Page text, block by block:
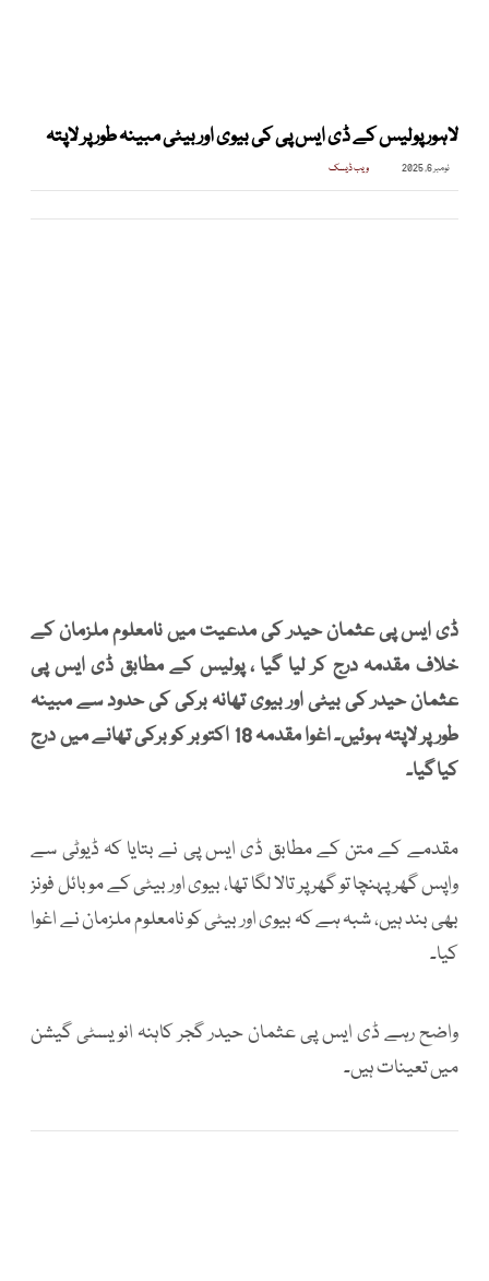
لاہور پولیس کے ڈی ایس پی کی بیوی اور بیٹی مبینہ طور پر لاپتہ
نومبر 6, 2025 ویب ڈیسک
ڈی ایس پی عثمان حیدر کی مدعیت میں نامعلوم ملزمان کے
خلاف مقدمہ درج کر لیا گیا ، پولیس کے مطابق ڈی ایس پی
عثمان حیدر کی بیٹی اور بیوی تھانہ برکی کی حدود سے مبینہ
طور پر لاپتہ ہوئیں۔ اغوا مقدمہ 18 اکتوبر کو برکی تھانے میں درج
کیا گیا۔
مقدمے کے متن کے مطابق ڈی ایس پی نے بتایا کہ ڈیوٹی سے
واپس گھر پہنچا تو گھر پر تالا لگا تھا، بیوی اور بیٹی کے موبائل فونز
بھی بند ہیں، شبہ ہے کہ بیوی اور بیٹی کو نامعلوم ملزمان نے اغوا
کیا۔
واضح رہے ڈی ایس پی عثمان حیدر گجر کاہنہ انویسٹی گیشن
میں تعینات ہیں۔